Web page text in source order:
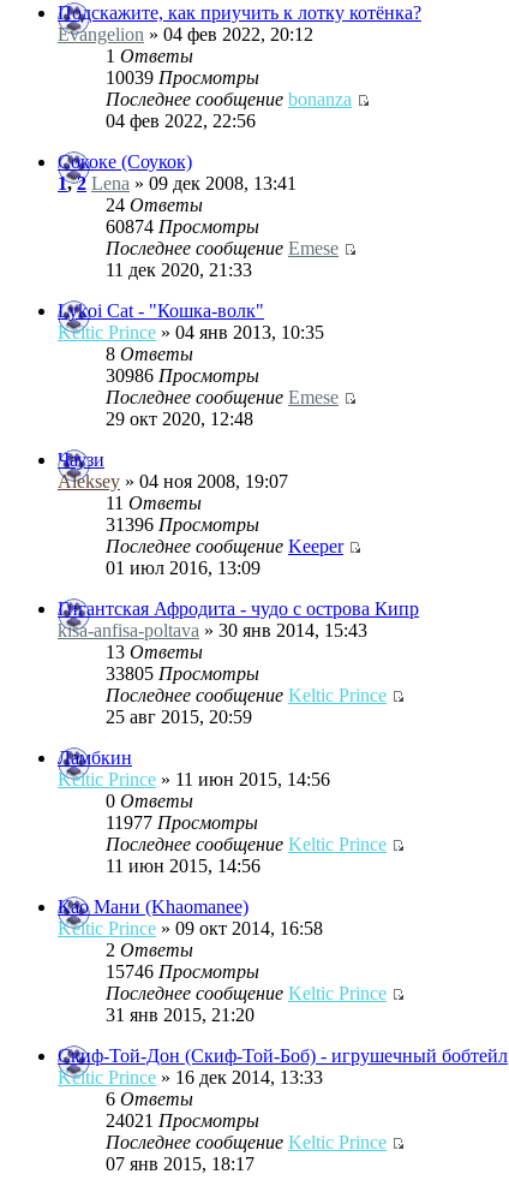
Подскажите, как приучить к лотку котёнка?
Evangelion » 04 фев 2022, 20:12
1 Ответы
10039 Просмотры
Последнее сообщение bonanza
04 фев 2022, 22:56
Сококе (Соукок)
1,2 Lena » 09 дек 2008, 13:41
24 Ответы
60874 Просмотры
Последнее сообщение Emese
11 дек 2020, 21:33
Lykoi Cat - "Кошка-волк"
Keltic Prince » 04 янв 2013, 10:35
8 Ответы
30986 Просмотры
Последнее сообщение Emese
29 окт 2020, 12:48
Чаузи
Aleksey » 04 ноя 2008, 19:07
11 Ответы
31396 Просмотры
Последнее сообщение Keeper
01 июл 2016, 13:09
Гигантская Афродита - чудо с острова Кипр
kisa-anfisa-poltava » 30 янв 2014, 15:43
13 Ответы
33805 Просмотры
Последнее сообщение Keltic Prince
25 авг 2015, 20:59
Ламбкин
Keltic Prince » 11 июн 2015, 14:56
0 Ответы
11977 Просмотры
Последнее сообщение Keltic Prince
11 июн 2015, 14:56
Као Мани (Khaomanee)
Keltic Prince » 09 окт 2014, 16:58
2 Ответы
15746 Просмотры
Последнее сообщение Keltic Prince
31 янв 2015, 21:20
Скиф-Той-Дон (Скиф-Той-Боб) - игрушечный бобтейл
Keltic Prince » 16 дек 2014, 13:33
6 Ответы
24021 Просмотры
Последнее сообщение Keltic Prince
07 янв 2015, 18:17